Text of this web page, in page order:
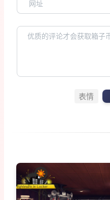
表情